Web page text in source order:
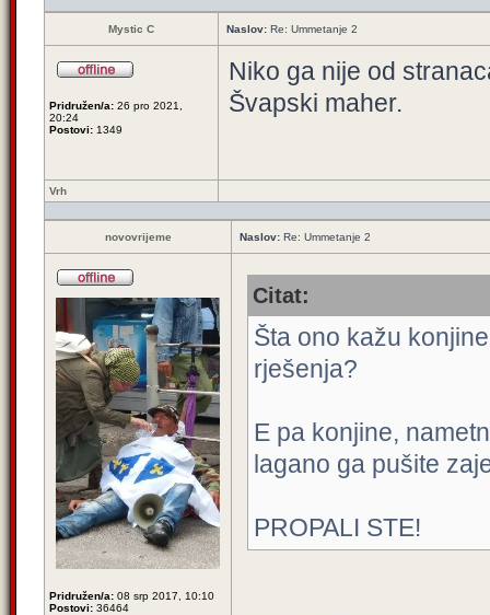
Mystic C Naslov: Re: Ummetanje 2
Pridružen/a: 26 pro 2021,
20:24
Postovi: 1349
Niko ga nije od
Švapski maher.
Vrh
novovrijeme Naslov: Re: Ummetanje 2
Pridružen/a: 08 srp 2017, 10:10
Postovi: 36464
Citat:
Šta ono kažu
rješenja?
E pa konjine,
lagano ga pušite
PROPALI STE!